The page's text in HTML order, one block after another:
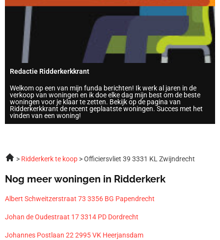
Redactie Ridderkerkkrant
Welkom op een van mijn funda berichten! Ik werk al jaren in de
verkoop van woningen en ik doe elke dag mijn best om de beste
woningen voor je klaar te zetten. Bekijk op de pagina van
Ridderkerkkrant de recent geplaatste woningen. Succes met het
vinden van een woning!
Ridderkerk te koop Officiersvliet 39 3331 KL Zwijndrecht
Nog meer woningen in Ridderkerk
Albert Schweitzerstraat 73 3356 BG Papendrecht
Johan de Oudestraat 17 3314 PD Dordrecht
Johannes Postlaan 22 2995 VK Heerjansdam